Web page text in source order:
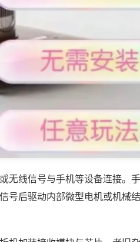
无线信号与手机等设备连接。
号后驱动内部微型电机或机械